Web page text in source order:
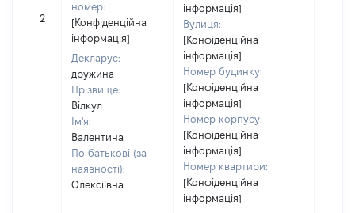
2
номер:
[Конфіденційна
інформація]
Декларує:
дружина
Прізвище:
Вілкул
Ім'я:
Валентина
По батькові (за
наявності):
Олексіївна
інформація]
Вулиця:
[Конфіденційна
інформація]
Номер будинку:
[Конфіденційна
інформація]
Номер корпусу:
[Конфіденційна
інформація]
Номер квартири:
[Конфіденційна
інформація]